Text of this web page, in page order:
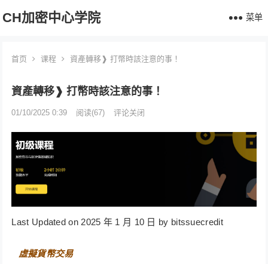
CH加密中心学院 菜单
首页 课程 資產轉移❱ 打幣時該注意的事！
資產轉移❱ 打幣時該注意的事！
01/10/2025 0:39 阅读(67) 评论关闭
Last Updated on 2025 年 1 月 10 日 by bitssuecredit
虛擬貨幣交易⠀